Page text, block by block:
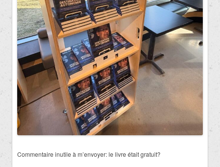
Commentaire inutile à m’envoyer: le livre était gratuit?